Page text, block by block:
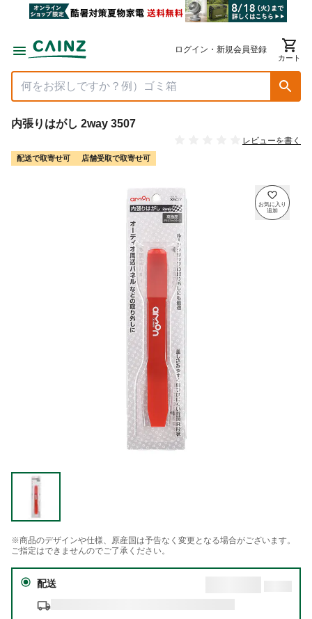
ログイン・新規会員登録
カート
内張りはがし 2way 3507
レビューを書く
配送で取寄せ可 店舗受取で取寄せ可
※商品のデザインや仕様、原産国は予告なく変更となる場合がございます。
ご指定はできませんのでご了承ください。
配送